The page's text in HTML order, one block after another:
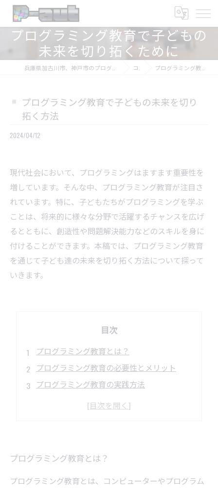
プログラミング教育で子どもの
未来を切り拓くために
コラム プログラミング教育で子どもの未来を切り拓く方法
プログラミング教育で子どもの未来を切り
拓く方法
2024/04/12
現代社会において、プログラミングはますます重要性を
増しています。そんな中、プログラミング教育が注目さ
れています。特に、子どもたちがプログラミングを学ぶ
ことは、将来的に様々な分野で活躍するチャンスを広げ
るとともに、創造性や問題解決能力などのスキルを身に
付けることができます。本稿では、プログラミング教育
を通じて子ども達の未来を切り拓く方法について探って
いきます。
目次
プログラミング教育とは？
プログラミング教育の必要性とメリット
プログラミング教育の実践方法
プログラミング教育で開拓できる職業・分野
プログラミング教育とは？
プログラミング教育とは、コンピューターやプログラム